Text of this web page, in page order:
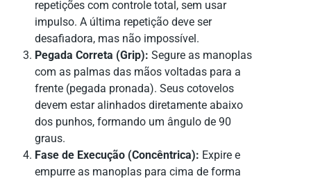
repetições com controle total, sem usar
impulso. A última repetição deve ser
desafiadora, mas não impossível.
Pegada Correta (Grip): Segure as manoplas
com as palmas das mãos voltadas para a
frente (pegada pronada). Seus cotovelos
devem estar alinhados diretamente abaixo
dos punhos, formando um ângulo de 90
graus.
Fase de Execução (Concêntrica): Expire e
empurre as manoplas para cima de forma